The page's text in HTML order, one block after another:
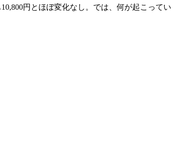
円とほぼ変化なし。では、何が起こってい